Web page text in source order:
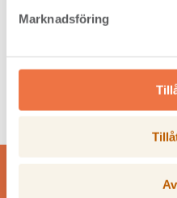
Marknadsföring